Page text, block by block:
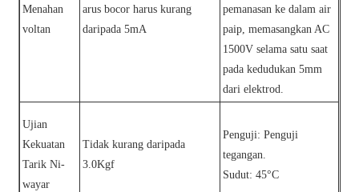
Menahan
voltan
arus bocor harus kurang
daripada 5mA
pemanasan ke dalam air
paip, memasangkan AC
1500V selama satu saat
pada kedudukan 5mm
dari elektrod.
Ujian
Kekuatan
Tarik Ni-
wayar
Tidak kurang daripada
3.0Kgf
Penguji: Penguji
tegangan.
Sudut: 45°C